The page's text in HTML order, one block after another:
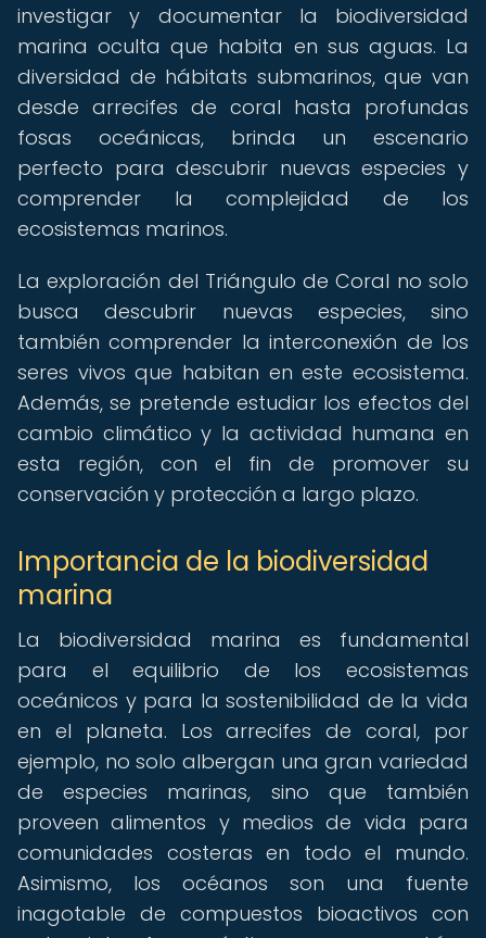
investigar y documentar la biodiversidad
marina oculta que habita en sus aguas. La
diversidad de hábitats submarinos, que van
desde arrecifes de coral hasta profundas
fosas oceánicas, brinda un escenario
perfecto para descubrir nuevas especies y
comprender la complejidad de los
ecosistemas marinos.
La exploración del Triángulo de Coral no solo
busca descubrir nuevas especies, sino
también comprender la interconexión de los
seres vivos que habitan en este ecosistema.
Además, se pretende estudiar los efectos del
cambio climático y la actividad humana en
esta región, con el fin de promover su
conservación y protección a largo plazo.
Importancia de la biodiversidad
marina
La biodiversidad marina es fundamental
para el equilibrio de los ecosistemas
oceánicos y para la sostenibilidad de la vida
en el planeta. Los arrecifes de coral, por
ejemplo, no solo albergan una gran variedad
de especies marinas, sino que también
proveen alimentos y medios de vida para
comunidades costeras en todo el mundo.
Asimismo, los océanos son una fuente
inagotable de compuestos bioactivos con